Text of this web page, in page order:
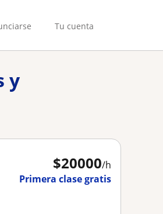
Tu cuenta
y
$20000/h
Primera clase gratis